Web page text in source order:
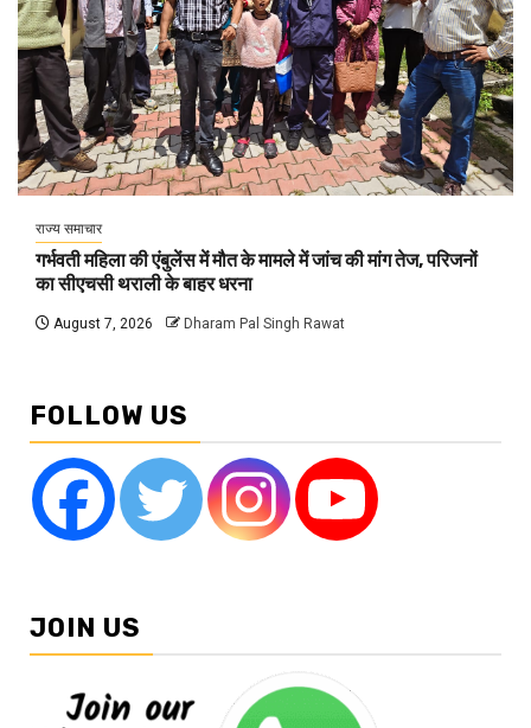
राज्य समाचार
गर्भवती महिला की एंबुलेंस में मौत के मामले में जांच की मांग तेज, परिजनों
का सीएचसी थराली के बाहर धरना
August 7, 2026 Dharam Pal Singh Rawat
FOLLOW US
JOIN US